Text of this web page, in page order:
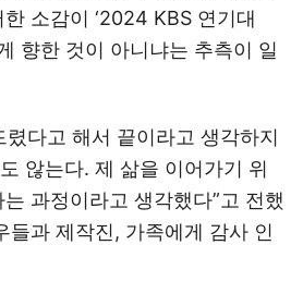
소감이 ‘2024 KBS 연기대
향한 것이 아니냐는 추측이 일
렸다고 해서 끝이라고 생각하지
않는다. 제 삶을 이어가기 위
과정이라고 생각했다”고 전했
들과 제작진, 가족에게 감사 인